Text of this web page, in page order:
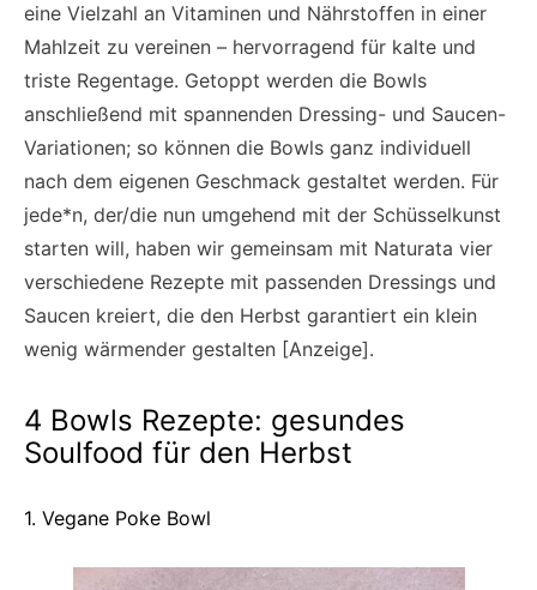
eine Vielzahl an Vitaminen und Nährstoffen in einer
Mahlzeit zu vereinen – hervorragend für kalte und
triste Regentage. Getoppt werden die Bowls
anschließend mit spannenden Dressing- und Saucen-
Variationen; so können die Bowls ganz individuell
nach dem eigenen Geschmack gestaltet werden. Für
jede*n, der/die nun umgehend mit der Schüsselkunst
starten will, haben wir gemeinsam mit Naturata vier
verschiedene Rezepte mit passenden Dressings und
Saucen kreiert, die den Herbst garantiert ein klein
wenig wärmender gestalten [Anzeige].
4 Bowls Rezepte: gesundes
Soulfood für den Herbst
1. Vegane Poke Bowl